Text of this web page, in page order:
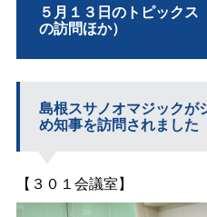
５月１３日のトピックス
の訪問ほか）
島根スサノオマジックが
め知事を訪問されました
【３０１会議室】